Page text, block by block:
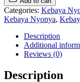
Categories: Kebaya
Kebaya Nyonya,
Description
Additional
Reviews (0)
Description